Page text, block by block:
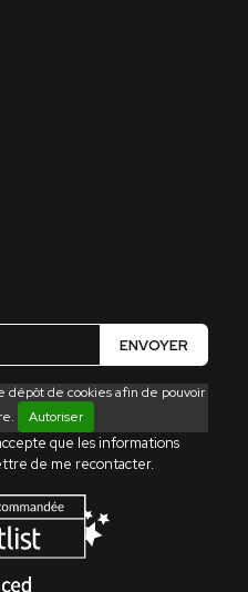
ENVOYER
dépôt de cookies afin de pouvoir
Autoriser
que les informations
de me recontacter.